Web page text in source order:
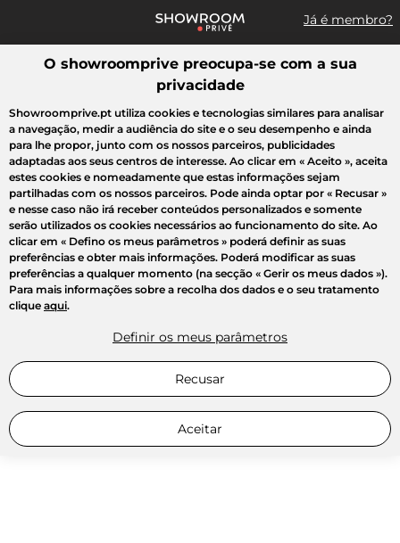
Já é membro?
Pesquisar uma marca, um artigo, uma venda...
Todas as vendas Moda Desporto Casa Criança Beleza
O showroomprive preocupa-se com a sua
privacidade
Showroomprive.pt utiliza cookies e tecnologias similares para analisar
a navegação, medir a audiência do site e o seu desempenho e ainda
para lhe propor, junto com os nossos parceiros, publicidades
adaptadas aos seus centros de interesse. Ao clicar em « Aceito », aceita
estes cookies e nomeadamente que estas informações sejam
partilhadas com os nossos parceiros. Pode ainda optar por « Recusar »
e nesse caso não irá receber conteúdos personalizados e somente
serão utilizados os cookies necessários ao funcionamento do site. Ao
clicar em « Defino os meus parâmetros » poderá definir as suas
preferências e obter mais informações. Poderá modificar as suas
preferências a qualquer momento (na secção « Gerir os meus dados »).
Para mais informações sobre a recolha dos dados e o seu tratamento
clique aqui.
Definir os meus parâmetros
Recusar
Aceitar